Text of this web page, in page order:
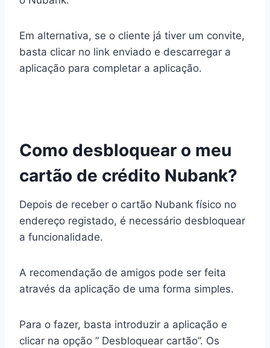
Em alternativa, se o cliente já tiver um convite,
basta clicar no link enviado e descarregar a
aplicação para completar a aplicação.
Como desbloquear o meu
cartão de crédito Nubank?
Depois de receber o cartão Nubank físico no
endereço registado, é necessário desbloquear
a funcionalidade.
A recomendação de amigos pode ser feita
através da aplicação de uma forma simples.
Para o fazer, basta introduzir a aplicação e
clicar na opção ” Desbloquear cartão”. Os